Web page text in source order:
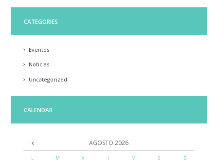
CATEGORIES
Eventos
Noticias
Uncategorized
CALENDAR
AGOSTO 2026
L M X J V S D